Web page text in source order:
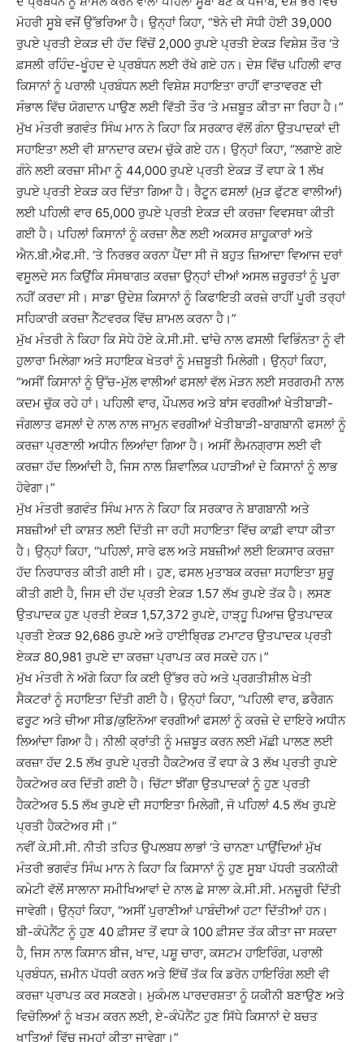
ਮੋਹਰੀ ਸੂਬੇ ਵਜੋਂ ਉੱਭਰਿਆ ਹੈ। ਉਨ੍ਹਾਂ ਕਿਹਾ, “ਝੋਨੇ ਦੀ ਸੋਧੀ ਹੋਈ 39,000
ਰੁਪਏ ਪ੍ਰਤੀ ਏਕੜ ਦੀ ਹੱਦ ਵਿੱਚੋਂ 2,000 ਰੁਪਏ ਪ੍ਰਤੀ ਏਕੜ ਵਿਸ਼ੇਸ਼ ਤੌਰ ‘ਤੇ
ਫ਼ਸਲੀ ਰਹਿੰਦ-ਖੂੰਹਦ ਦੇ ਪ੍ਰਬੰਧਨ ਲਈ ਰੱਖੇ ਗਏ ਹਨ। ਦੇਸ਼ ਵਿੱਚ ਪਹਿਲੀ ਵਾਰ
ਕਿਸਾਨਾਂ ਨੂੰ ਪਰਾਲੀ ਪ੍ਰਬੰਧਨ ਲਈ ਵਿਸ਼ੇਸ਼ ਸਹਾਇਤਾ ਰਾਹੀਂ ਵਾਤਾਵਰਣ ਦੀ
ਸੰਭਾਲ ਵਿੱਚ ਯੋਗਦਾਨ ਪਾਉਣ ਲਈ ਵਿੱਤੀ ਤੌਰ ‘ਤੇ ਮਜ਼ਬੂਤ ਕੀਤਾ ਜਾ ਰਿਹਾ ਹੈ।”
ਮੁੱਖ ਮੰਤਰੀ ਭਗਵੰਤ ਸਿੰਘ ਮਾਨ ਨੇ ਕਿਹਾ ਕਿ ਸਰਕਾਰ ਵੱਲੋਂ ਗੰਨਾ ਉਤਪਾਦਕਾਂ ਦੀ
ਸਹਾਇਤਾ ਲਈ ਵੀ ਸ਼ਾਨਦਾਰ ਕਦਮ ਚੁੱਕੇ ਗਏ ਹਨ। ਉਨ੍ਹਾਂ ਕਿਹਾ, “ਲਗਾਏ ਗਏ
ਗੰਨੇ ਲਈ ਕਰਜ਼ਾ ਸੀਮਾ ਨੂੰ 44,000 ਰੁਪਏ ਪ੍ਰਤੀ ਏਕੜ ਤੋਂ ਵਧਾ ਕੇ 1 ਲੱਖ
ਰੁਪਏ ਪ੍ਰਤੀ ਏਕੜ ਕਰ ਦਿੱਤਾ ਗਿਆ ਹੈ। ਰੈਟੂਨ ਫਸਲਾਂ (ਮੁੜ ਫੁੱਟਣ ਵਾਲੀਆਂ)
ਲਈ ਪਹਿਲੀ ਵਾਰ 65,000 ਰੁਪਏ ਪ੍ਰਤੀ ਏਕੜ ਦੀ ਕਰਜ਼ਾ ਵਿਵਸਥਾ ਕੀਤੀ
ਗਈ ਹੈ। ਪਹਿਲਾਂ ਕਿਸਾਨਾਂ ਨੂੰ ਕਰਜ਼ਾ ਲੈਣ ਲਈ ਅਕਸਰ ਸ਼ਾਹੂਕਾਰਾਂ ਅਤੇ
ਐਨ.ਬੀ.ਐਫ.ਸੀ. ‘ਤੇ ਨਿਰਭਰ ਕਰਨਾ ਪੈਂਦਾ ਸੀ ਜੋ ਬਹੁਤ ਜ਼ਿਆਦਾ ਵਿਆਜ ਦਰਾਂ
ਵਸੂਲਦੇ ਸਨ ਕਿਉਂਕਿ ਸੰਸਥਾਗਤ ਕਰਜ਼ਾ ਉਨ੍ਹਾਂ ਦੀਆਂ ਅਸਲ ਜ਼ਰੂਰਤਾਂ ਨੂੰ ਪੂਰਾ
ਨਹੀਂ ਕਰਦਾ ਸੀ। ਸਾਡਾ ਉਦੇਸ਼ ਕਿਸਾਨਾਂ ਨੂੰ ਕਿਫਾਇਤੀ ਕਰਜ਼ੇ ਰਾਹੀਂ ਪੂਰੀ ਤਰ੍ਹਾਂ
ਸਹਿਕਾਰੀ ਕਰਜ਼ਾ ਨੈੱਟਵਰਕ ਵਿੱਚ ਸ਼ਾਮਲ ਕਰਨਾ ਹੈ।”
ਮੁੱਖ ਮੰਤਰੀ ਨੇ ਕਿਹਾ ਕਿ ਸੋਧੇ ਹੋਏ ਕੇ.ਸੀ.ਸੀ. ਢਾਂਚੇ ਨਾਲ ਫਸਲੀ ਵਿਭਿੰਨਤਾ ਨੂੰ ਵੀ
ਹੁਲਾਰਾ ਮਿਲੇਗਾ ਅਤੇ ਸਹਾਇਕ ਖੇਤਰਾਂ ਨੂੰ ਮਜ਼ਬੂਤੀ ਮਿਲੇਗੀ। ਉਨ੍ਹਾਂ ਕਿਹਾ,
“ਅਸੀਂ ਕਿਸਾਨਾਂ ਨੂੰ ਉੱਚ-ਮੁੱਲ ਵਾਲੀਆਂ ਫਸਲਾਂ ਵੱਲ ਮੋੜਨ ਲਈ ਸਰਗਰਮੀ ਨਾਲ
ਕਦਮ ਚੁੱਕ ਰਹੇ ਹਾਂ। ਪਹਿਲੀ ਵਾਰ, ਪੌਪਲਰ ਅਤੇ ਬਾਂਸ ਵਰਗੀਆਂ ਖੇਤੀਬਾੜੀ-
ਜੰਗਲਾਤ ਫਸਲਾਂ ਦੇ ਨਾਲ ਨਾਲ ਜਾਮੁਨ ਵਰਗੀਆਂ ਖੇਤੀਬਾੜੀ-ਬਾਗਬਾਨੀ ਫਸਲਾਂ ਨੂੰ
ਕਰਜ਼ਾ ਪ੍ਰਣਾਲੀ ਅਧੀਨ ਲਿਆਂਦਾ ਗਿਆ ਹੈ। ਅਸੀਂ ਲੈਮਨਗ੍ਰਾਸ ਲਈ ਵੀ
ਕਰਜ਼ਾ ਹੱਦ ਲਿਆਂਦੀ ਹੈ, ਜਿਸ ਨਾਲ ਸ਼ਿਵਾਲਿਕ ਪਹਾੜੀਆਂ ਦੇ ਕਿਸਾਨਾਂ ਨੂੰ ਲਾਭ
ਹੋਵੇਗਾ।”
ਮੁੱਖ ਮੰਤਰੀ ਭਗਵੰਤ ਸਿੰਘ ਮਾਨ ਨੇ ਕਿਹਾ ਕਿ ਸਰਕਾਰ ਨੇ ਬਾਗਬਾਨੀ ਅਤੇ
ਸਬਜ਼ੀਆਂ ਦੀ ਕਾਸ਼ਤ ਲਈ ਦਿੱਤੀ ਜਾ ਰਹੀ ਸਹਾਇਤਾ ਵਿੱਚ ਕਾਫ਼ੀ ਵਾਧਾ ਕੀਤਾ
ਹੈ। ਉਨ੍ਹਾਂ ਕਿਹਾ, “ਪਹਿਲਾਂ, ਸਾਰੇ ਫਲ ਅਤੇ ਸਬਜ਼ੀਆਂ ਲਈ ਇਕਸਾਰ ਕਰਜ਼ਾ
ਹੱਦ ਨਿਰਧਾਰਤ ਕੀਤੀ ਗਈ ਸੀ। ਹੁਣ, ਫਸਲ ਮੁਤਾਬਕ ਕਰਜ਼ਾ ਸਹਾਇਤਾ ਸ਼ੁਰੂ
ਕੀਤੀ ਗਈ ਹੈ, ਜਿਸ ਦੀ ਹੱਦ ਪ੍ਰਤੀ ਏਕੜ 1.57 ਲੱਖ ਰੁਪਏ ਤੱਕ ਹੈ। ਲਸਣ
ਉਤਪਾਦਕ ਹੁਣ ਪ੍ਰਤੀ ਏਕੜ 1,57,372 ਰੁਪਏ, ਹਾੜ੍ਹੂ ਪਿਆਜ਼ ਉਤਪਾਦਕ
ਪ੍ਰਤੀ ਏਕੜ 92,686 ਰੁਪਏ ਅਤੇ ਹਾਈਬ੍ਰਿਡ ਟਮਾਟਰ ਉਤਪਾਦਕ ਪ੍ਰਤੀ
ਏਕੜ 80,981 ਰੁਪਏ ਦਾ ਕਰਜ਼ਾ ਪ੍ਰਾਪਤ ਕਰ ਸਕਦੇ ਹਨ।”
ਮੁੱਖ ਮੰਤਰੀ ਨੇ ਅੱਗੇ ਕਿਹਾ ਕਿ ਕਈ ਉੱਭਰ ਰਹੇ ਅਤੇ ਪ੍ਰਗਤੀਸ਼ੀਲ ਖੇਤੀ
ਸੈਕਟਰਾਂ ਨੂੰ ਸਹਾਇਤਾ ਦਿੱਤੀ ਗਈ ਹੈ। ਉਨ੍ਹਾਂ ਕਿਹਾ, “ਪਹਿਲੀ ਵਾਰ, ਡਰੈਗਨ
ਫਰੂਟ ਅਤੇ ਚੀਆ ਸੀਡ/ਕੁਇਨੋਆ ਵਰਗੀਆਂ ਫਸਲਾਂ ਨੂੰ ਕਰਜ਼ੇ ਦੇ ਦਾਇਰੇ ਅਧੀਨ
ਲਿਆਂਦਾ ਗਿਆ ਹੈ। ਨੀਲੀ ਕ੍ਰਾਂਤੀ ਨੂੰ ਮਜ਼ਬੂਤ ਕਰਨ ਲਈ ਮੱਛੀ ਪਾਲਣ ਲਈ
ਕਰਜ਼ਾ ਹੱਦ 2.5 ਲੱਖ ਰੁਪਏ ਪ੍ਰਤੀ ਹੈਕਟੇਅਰ ਤੋਂ ਵਧਾ ਕੇ 3 ਲੱਖ ਪ੍ਰਤੀ ਰੁਪਏ
ਹੈਕਟੇਅਰ ਕਰ ਦਿੱਤੀ ਗਈ ਹੈ। ਚਿੱਟਾ ਝੀਂਗਾ ਉਤਪਾਦਕਾਂ ਨੂੰ ਹੁਣ ਪ੍ਰਤੀ
ਹੈਕਟੇਅਰ 5.5 ਲੱਖ ਰੁਪਏ ਦੀ ਸਹਾਇਤਾ ਮਿਲੇਗੀ, ਜੋ ਪਹਿਲਾਂ 4.5 ਲੱਖ ਰੁਪਏ
ਪ੍ਰਤੀ ਹੈਕਟੇਅਰ ਸੀ।”
ਨਵੀਂ ਕੇ.ਸੀ.ਸੀ. ਨੀਤੀ ਤਹਿਤ ਉਪਲਬਧ ਲਾਭਾਂ ‘ਤੇ ਚਾਨਣਾ ਪਾਉਂਦਿਆਂ ਮੁੱਖ
ਮੰਤਰੀ ਭਗਵੰਤ ਸਿੰਘ ਮਾਨ ਨੇ ਕਿਹਾ ਕਿ ਕਿਸਾਨਾਂ ਨੂੰ ਹੁਣ ਸੂਬਾ ਪੱਧਰੀ ਤਕਨੀਕੀ
ਕਮੇਟੀ ਵੱਲੋਂ ਸਾਲਾਨਾ ਸਮੀਖਿਆਵਾਂ ਦੇ ਨਾਲ ਛੇ ਸਾਲਾ ਕੇ.ਸੀ.ਸੀ. ਮਨਜ਼ੂਰੀ ਦਿੱਤੀ
ਜਾਵੇਗੀ। ਉਨ੍ਹਾਂ ਕਿਹਾ, “ਅਸੀਂ ਪੁਰਾਣੀਆਂ ਪਾਬੰਦੀਆਂ ਹਟਾ ਦਿੱਤੀਆਂ ਹਨ।
ਬੀ-ਕੰਪੋਨੈਂਟ ਨੂੰ ਹੁਣ 40 ਫ਼ੀਸਦ ਤੋਂ ਵਧਾ ਕੇ 100 ਫ਼ੀਸਦ ਤੱਕ ਕੀਤਾ ਜਾ ਸਕਦਾ
ਹੈ, ਜਿਸ ਨਾਲ ਕਿਸਾਨ ਬੀਜ, ਖਾਦ, ਪਸ਼ੂ ਚਾਰਾ, ਕਸਟਮ ਹਾਇਰਿੰਗ, ਪਰਾਲੀ
ਪ੍ਰਬੰਧਨ, ਜ਼ਮੀਨ ਪੱਧਰੀ ਕਰਨ ਅਤੇ ਇੱਥੋਂ ਤੱਕ ਕਿ ਡਰੋਨ ਹਾਇਰਿੰਗ ਲਈ ਵੀ
ਕਰਜ਼ਾ ਪ੍ਰਾਪਤ ਕਰ ਸਕਣਗੇ। ਮੁਕੰਮਲ ਪਾਰਦਰਸ਼ਤਾ ਨੂੰ ਯਕੀਨੀ ਬਣਾਉਣ ਅਤੇ
ਵਿਚੋਲਿਆਂ ਨੂੰ ਖਤਮ ਕਰਨ ਲਈ, ਏ-ਕੰਪੋਨੈਂਟ ਹੁਣ ਸਿੱਧੇ ਕਿਸਾਨਾਂ ਦੇ ਬਚਤ
ਖਾਤਿਆਂ ਵਿੱਚ ਜਮ੍ਹਾਂ ਕੀਤਾ ਜਾਵੇਗਾ।”